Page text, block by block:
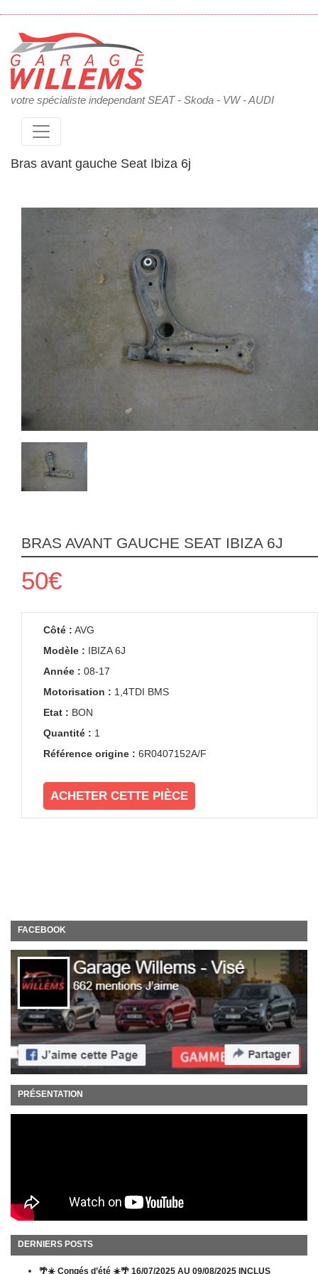
votre spécialiste independant SEAT - Skoda - VW - AUDI
Bras avant gauche Seat Ibiza 6j
BRAS AVANT GAUCHE SEAT IBIZA 6J
50€
Côté : AVG
Modèle : IBIZA 6J
Année : 08-17
Motorisation : 1,4TDI BMS
Etat : BON
Quantité : 1
Référence origine : 6R0407152A/F
ACHETER CETTE PIÈCE
FACEBOOK
PRÉSENTATION
DERNIERS POSTS
🌴☀️ Congés d’été ☀️🌴 16/07/2025 AU 09/08/2025 INCLUS